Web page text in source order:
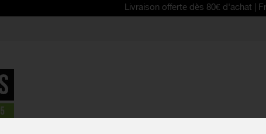
Livraison offerte dès 80€ d'achat | Free